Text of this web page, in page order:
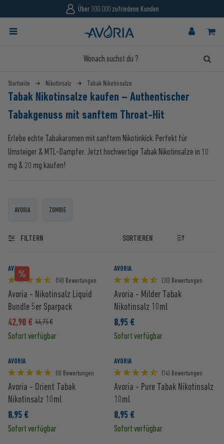
Über 300.000 zufriedene Kunden
Startseite Nikotinsalz Tabak Nikotinsalze
Tabak Nikotinsalze kaufen – Authentischer
Tabakgenuss mit sanftem Throat-Hit
Erlebe echte Tabakaromen mit sanftem Nikotinkick. Perfekt für
Umsteiger & MTL-Dampfer. Jetzt hochwertige Tabak Nikotinsalze in 10
mg & 20 mg kaufen!
AVORIA ZOMBIE
FILTERN
AVORIA
(58) Bewertungen
Avoria - Nikotinsalz Liquid
Bundle 5er Sparpack
42,90 € 44,75 €
Sofort verfügbar
AVORIA
(30) Bewertungen
Avoria - Milder Tabak
Nikotinsalz 10ml
8,95 €
Sofort verfügbar
AVORIA
(8) Bewertungen
Avoria - Orient Tabak
Nikotinsalz 10ml
8,95 €
Sofort verfügbar
AVORIA
(14) Bewertungen
Avoria - Pure Tabak Nikotinsalz
10ml
8,95 €
Sofort verfügbar